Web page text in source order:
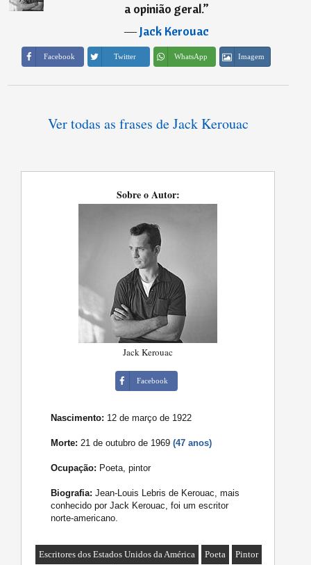
a opinião geral.”
―Jack Kerouac
Facebook Twitter WhatsApp Imagem
Ver todas as frases de Jack Kerouac
Sobre o Autor:
Jack Kerouac
Facebook
Nascimento: 12 de março de 1922
Morte: 21 de outubro de 1969(47 anos)
Ocupação: Poeta, pintor
Biografia: Jean-Louis Lebris de Kerouac, mais
conhecido por Jack Kerouac, foi um escritor
norte-americano.
Escritores dos Estados Unidos da América Poeta Pintor